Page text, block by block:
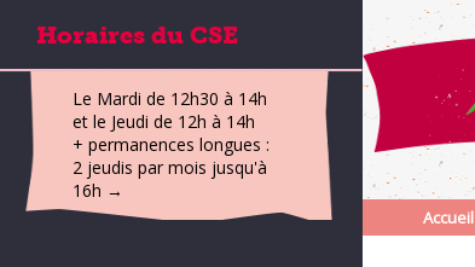
Horaires du CSE
Le Mardi de 12h30 à 14h
et le Jeudi de 12h à 14h
+ permanences longues :
2 jeudis par mois jusqu'à
16h →
Accueil